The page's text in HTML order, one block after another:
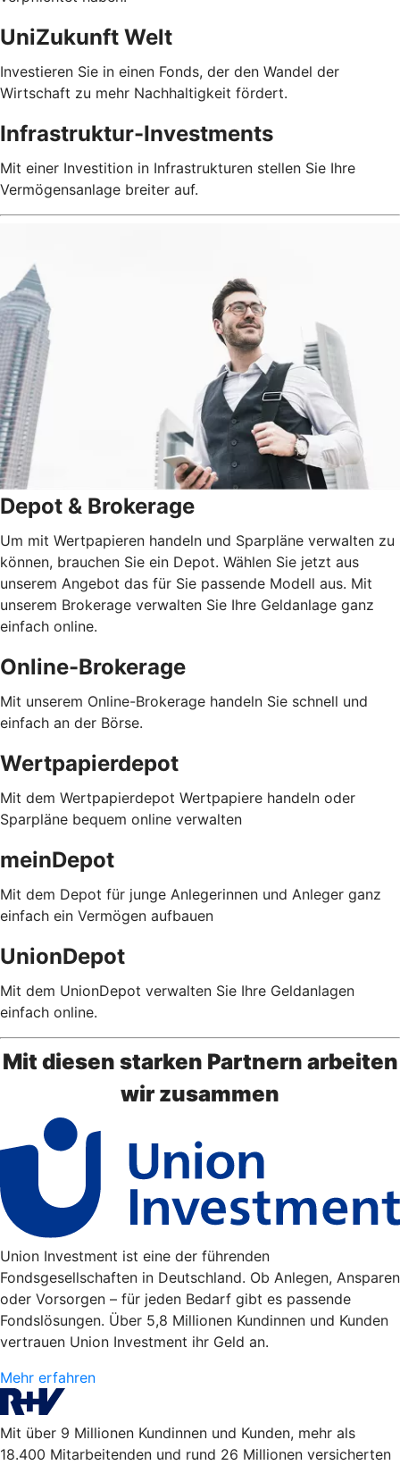
UniZukunft Welt
Investieren Sie in einen Fonds, der den Wandel der
Wirtschaft zu mehr Nachhaltigkeit fördert.
Infrastruktur-Investments
Mit einer Investition in Infrastrukturen stellen Sie Ihre
Vermögensanlage breiter auf.
Depot & Brokerage
Um mit Wertpapieren handeln und Sparpläne verwalten zu
können, brauchen Sie ein Depot. Wählen Sie jetzt aus
unserem Angebot das für Sie passende Modell aus. Mit
unserem Brokerage verwalten Sie Ihre Geldanlage ganz
einfach online.
Online-Brokerage
Mit unserem Online-Brokerage handeln Sie schnell und
einfach an der Börse.
Wertpapierdepot
Mit dem Wertpapierdepot Wertpapiere handeln oder
Sparpläne bequem online verwalten
meinDepot
Mit dem Depot für junge Anlegerinnen und Anleger ganz
einfach ein Vermögen aufbauen
UnionDepot
Mit dem UnionDepot verwalten Sie Ihre Geldanlagen
einfach online.
Mit diesen starken Partnern arbeiten
wir zusammen
Union Investment ist eine der führenden
Fondsgesellschaften in Deutschland. Ob Anlegen, Ansparen
oder Vorsorgen – für jeden Bedarf gibt es passende
Fondslösungen. Über 5,8 Millionen Kundinnen und Kunden
vertrauen Union Investment ihr Geld an.
Mehr erfahren
Mit über 9 Millionen Kundinnen und Kunden, mehr als
18.400 Mitarbeitenden und rund 26 Millionen versicherten